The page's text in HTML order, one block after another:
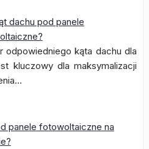
dachu pod panele
odpowiedniego kąta dachu dla
kluczowy dla maksymalizacji
panele fotowoltaiczne na